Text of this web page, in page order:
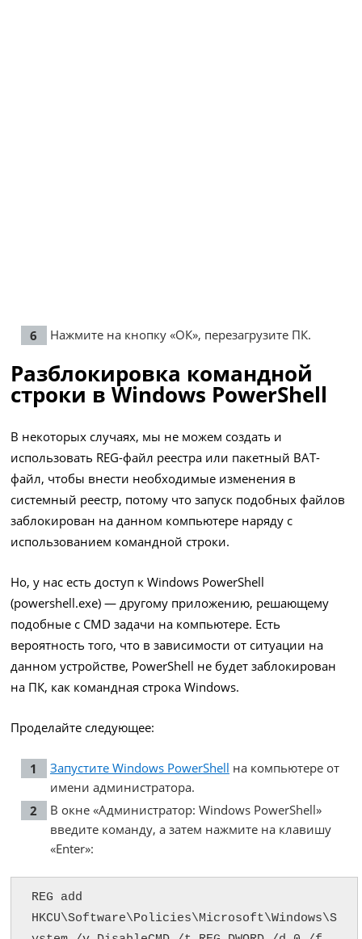
Нажмите на кнопку «ОК», перезагрузите ПК.
Разблокировка командной
строки в Windows PowerShell
В некоторых случаях, мы не можем создать и
использовать REG-файл реестра или пакетный BAT-
файл, чтобы внести необходимые изменения в
системный реестр, потому что запуск подобных файлов
заблокирован на данном компьютере наряду с
использованием командной строки.
Но, у нас есть доступ к Windows PowerShell
(powershell.exe) — другому приложению, решающему
подобные с CMD задачи на компьютере. Есть
вероятность того, что в зависимости от ситуации на
данном устройстве, PowerShell не будет заблокирован
на ПК, как командная строка Windows.
Проделайте следующее:
Запустите Windows PowerShell на компьютере от
имени администратора.
В окне «Администратор: Windows PowerShell»
введите команду, а затем нажмите на клавишу
«Enter»:
REG add
HKCU\Software\Policies\Microsoft\Windows\S